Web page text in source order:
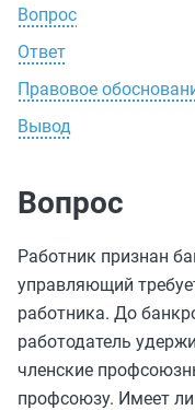
Вопрос
Ответ
Правовое
Вывод
Вопрос
Работник признан
управляющий
работника. До
работодатель
членские
профсоюзу. Имеет